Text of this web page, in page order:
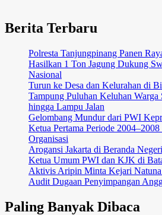
Berita Terbaru
Polresta Tanjungpinang Panen
Hasilkan 1 Ton Jagung Dukung
Nasional
Turun ke Desa dan Kelurahan di
Tampung Puluhan Keluhan
hingga Lampu Jalan
Gelombang Mundur dari PWI
Ketua Pertama Periode
Organisasi
Arogansi Jakarta di Beranda
Ketua Umum PWI dan KJK di
Aktivis Aripin Minta Kejari
Audit Dugaan Penyimpangan
Paling Banyak Dibaca